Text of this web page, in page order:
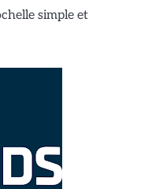
simple et